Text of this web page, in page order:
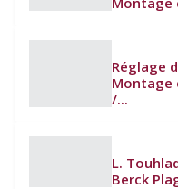
Réglage
Montage
/...
L.
Berck